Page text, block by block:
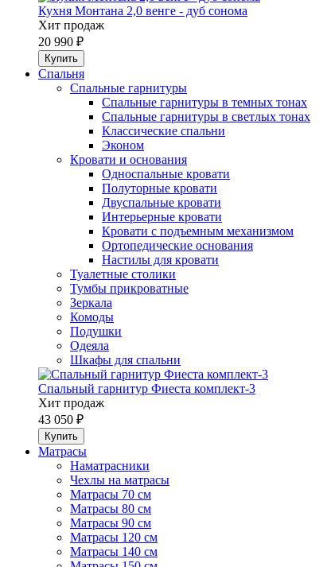
Кухня Монтана 2,0 венге - дуб сонома
Хит продаж
20 990 ₽
Спальня
Спальные гарнитуры
Спальные гарнитуры в темных тонах
Спальные гарнитуры в светлых тонах
Классические спальни
Эконом
Кровати и основания
Односпальные кровати
Полуторные кровати
Двуспальные кровати
Интерьерные кровати
Кровати с подъемным механизмом
Ортопедические основания
Настилы для кровати
Туалетные столики
Тумбы прикроватные
Зеркала
Комоды
Подушки
Одеяла
Шкафы для спальни
Спальный гарнитур Фиеста комплект-3
Хит продаж
43 050 ₽
Матрасы
Наматрасники
Чехлы на матрасы
Матрасы 70 см
Матрасы 80 см
Матрасы 90 см
Матрасы 120 см
Матрасы 140 см